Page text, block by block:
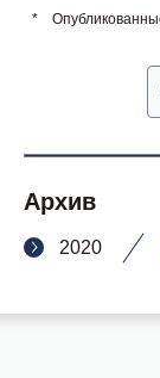
*
Архив
2020